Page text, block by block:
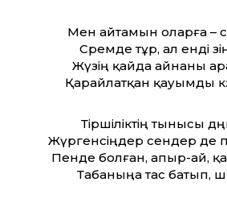
Мен айтамын оларға –
Сөремде тұр, ал енді
Жүзің қайда айнаны
Қарайлатқан қауымды
Тіршіліктің тынысы
Жүргенсіңдер сендер де
Пенде болған, апыр-ай,
Табаныңа тас батып,